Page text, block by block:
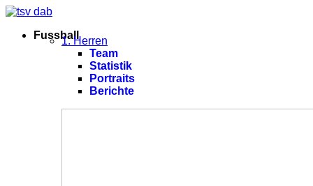
Fussball1. Herren
Team
Statistik
Portraits
Berichte